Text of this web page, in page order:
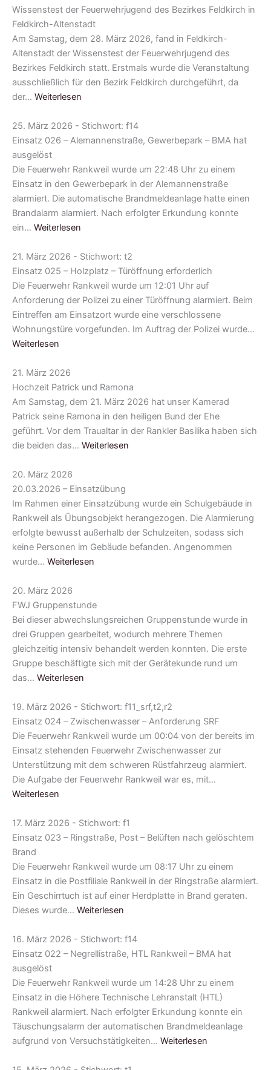
Wissenstest der Feuerwehrjugend des Bezirkes Feldkirch in
Feldkirch-Altenstadt
Am Samstag, dem 28. März 2026, fand in Feldkirch-
Altenstadt der Wissenstest der Feuerwehrjugend des
Bezirkes Feldkirch statt. Erstmals wurde die Veranstaltung
ausschließlich für den Bezirk Feldkirch durchgeführt, da
der… Weiterlesen
25. März 2026 - Stichwort: f14
Einsatz 026 – Alemannenstraße, Gewerbepark – BMA hat
ausgelöst
Die Feuerwehr Rankweil wurde um 22:48 Uhr zu einem
Einsatz in den Gewerbepark in der Alemannenstraße
alarmiert. Die automatische Brandmeldeanlage hatte einen
Brandalarm alarmiert. Nach erfolgter Erkundung konnte
ein… Weiterlesen
21. März 2026 - Stichwort: t2
Einsatz 025 – Holzplatz – Türöffnung erforderlich
Die Feuerwehr Rankweil wurde um 12:01 Uhr auf
Anforderung der Polizei zu einer Türöffnung alarmiert. Beim
Eintreffen am Einsatzort wurde eine verschlossene
Wohnungstüre vorgefunden. Im Auftrag der Polizei wurde…
Weiterlesen
21. März 2026
Hochzeit Patrick und Ramona
Am Samstag, dem 21. März 2026 hat unser Kamerad
Patrick seine Ramona in den heiligen Bund der Ehe
geführt. Vor dem Traualtar in der Rankler Basilika haben sich
die beiden das… Weiterlesen
20. März 2026
20.03.2026 – Einsatzübung
Im Rahmen einer Einsatzübung wurde ein Schulgebäude in
Rankweil als Übungsobjekt herangezogen. Die Alarmierung
erfolgte bewusst außerhalb der Schulzeiten, sodass sich
keine Personen im Gebäude befanden. Angenommen
wurde… Weiterlesen
20. März 2026
FWJ Gruppenstunde
Bei dieser abwechslungsreichen Gruppenstunde wurde in
drei Gruppen gearbeitet, wodurch mehrere Themen
gleichzeitig intensiv behandelt werden konnten. Die erste
Gruppe beschäftigte sich mit der Gerätekunde rund um
das… Weiterlesen
19. März 2026 - Stichwort: f11_srf,t2,r2
Einsatz 024 – Zwischenwasser – Anforderung SRF
Die Feuerwehr Rankweil wurde um 00:04 von der bereits im
Einsatz stehenden Feuerwehr Zwischenwasser zur
Unterstützung mit dem schweren Rüstfahrzeug alarmiert.
Die Aufgabe der Feuerwehr Rankweil war es, mit…
Weiterlesen
17. März 2026 - Stichwort: f1
Einsatz 023 – Ringstraße, Post – Belüften nach gelöschtem
Brand
Die Feuerwehr Rankweil wurde um 08:17 Uhr zu einem
Einsatz in die Postfiliale Rankweil in der Ringstraße alarmiert.
Ein Geschirrtuch ist auf einer Herdplatte in Brand geraten.
Dieses wurde… Weiterlesen
16. März 2026 - Stichwort: f14
Einsatz 022 – Negrellistraße, HTL Rankweil – BMA hat
ausgelöst
Die Feuerwehr Rankweil wurde um 14:28 Uhr zu einem
Einsatz in die Höhere Technische Lehranstalt (HTL)
Rankweil alarmiert. Nach erfolgter Erkundung konnte ein
Täuschungsalarm der automatischen Brandmeldeanlage
aufgrund von Versuchstätigkeiten… Weiterlesen